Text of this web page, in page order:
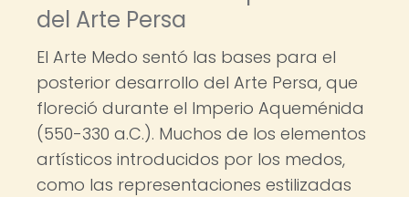
del Arte Persa
El Arte Medo sentó las bases para el
posterior desarrollo del Arte Persa, que
floreció durante el Imperio Aqueménida
(550-330 a.C.). Muchos de los elementos
artísticos introducidos por los medos,
como las representaciones estilizadas